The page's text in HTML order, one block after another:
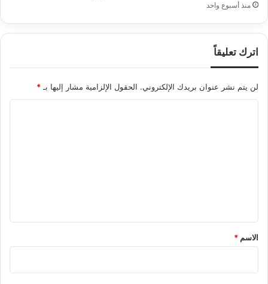
منذ أسبوع واحد
اترك تعليقاً
لن يتم نشر عنوان بريدك الإلكتروني. الحقول الإلزامية مشار إليها بـ *
*
الاسم *